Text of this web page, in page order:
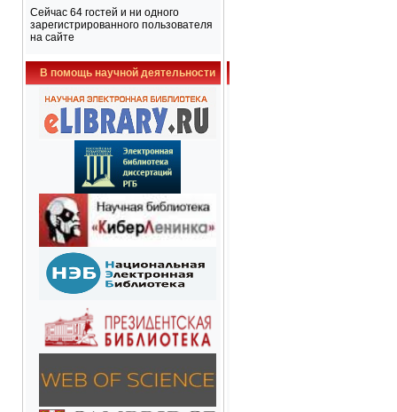
Сейчас 64 гостей и ни одного
зарегистрированного пользователя
на сайте
В помощь научной деятельности